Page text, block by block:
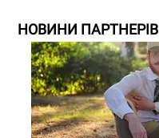
НОВИНИ ПАРТНЕРІВ